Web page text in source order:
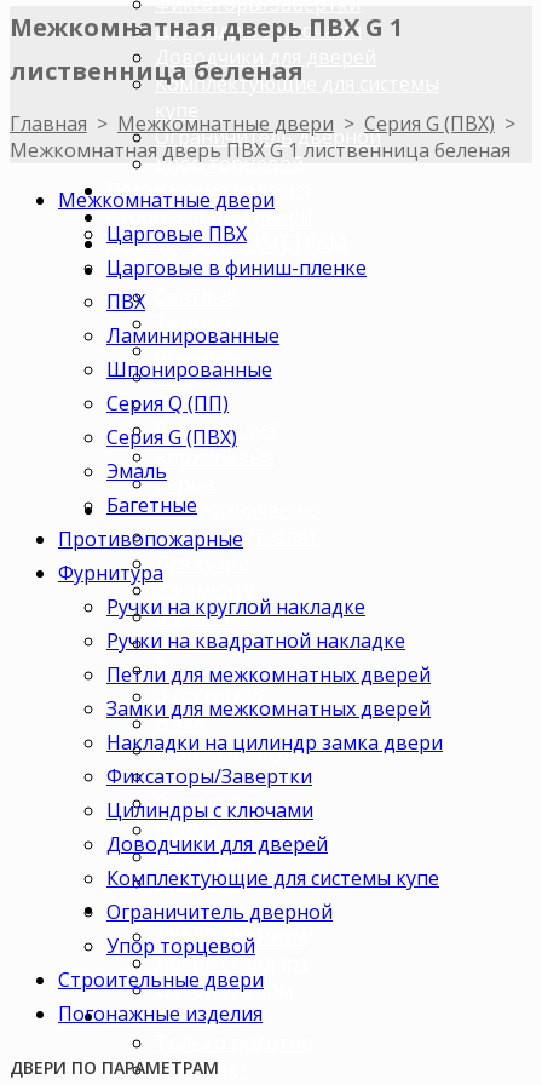
Цилиндры с ключами
Доводчики для дверей
Комплектующие для системы
Ограничитель дверной
Упор торцевой
Погонажные изделия
Строительные двери
ДВЕРИ ПО ПАРАМЕТРАМ
Двери по цветам
Бежевые
Венге
Орех
Беленый дуб
Коричневые
Серые
Двери по назначению
В ванную/туалет
Для кухни
В комнату
В кабинет
В детскую
В спальню
В зал
В гардеробную
В коридор
В кладовку
В офис
В коттедж
Для дачи
Ценовая категория
Двери премиум
Двери стандарт
Двери эконом
Комплектация
Комплект
Межкомнатная дверь ПВХ G 1
лиственница беленая
Главная > Межкомнатные двери > Серия G (ПВХ) >
Межкомнатная дверь ПВХ G 1 лиственница беленая
Межкомнатные двери
Царговые ПВХ
Царговые в финиш-пленке
ПВХ
Ламинированные
Шпонированные
Серия Q (ПП)
Серия G (ПВХ)
Эмаль
Багетные
Противопожарные
Фурнитура
Ручки на круглой накладке
Ручки на квадратной накладке
Петли для межкомнатных дверей
Замки для межкомнатных дверей
Накладки на цилиндр замка двери
Фиксаторы/Завертки
Цилиндры с ключами
Доводчики для дверей
Комплектующие для системы купе
Ограничитель дверной
Упор торцевой
Строительные двери
Погонажные изделия
ДВЕРИ ПО ПАРАМЕТРАМ